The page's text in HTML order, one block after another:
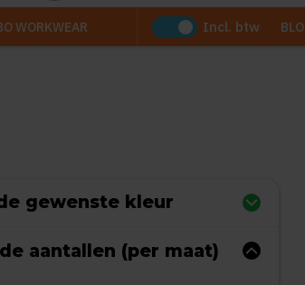
WORKWEAR Incl. btw
gewenste kleur
aantallen (per maat)